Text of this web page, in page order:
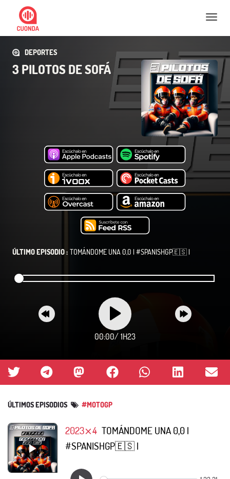
Nav
DEPORTES
3 PILOTOS DE SOFÁ
ÚLTIMO EPISODIO : TOMÁNDOME UNA 0,0 | #SPANISHGP🇪🇸 |
00:00/ 1H23
ÚLTIMOS EPISODIOS #MOTOGP
2023⨯4 TOMÁNDOME UNA 0,0 |
#SPANISHGP🇪🇸 |